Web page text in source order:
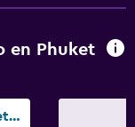
en Phuket
Avista Grande Phuket Karon - MGallery (Sha Plus+)